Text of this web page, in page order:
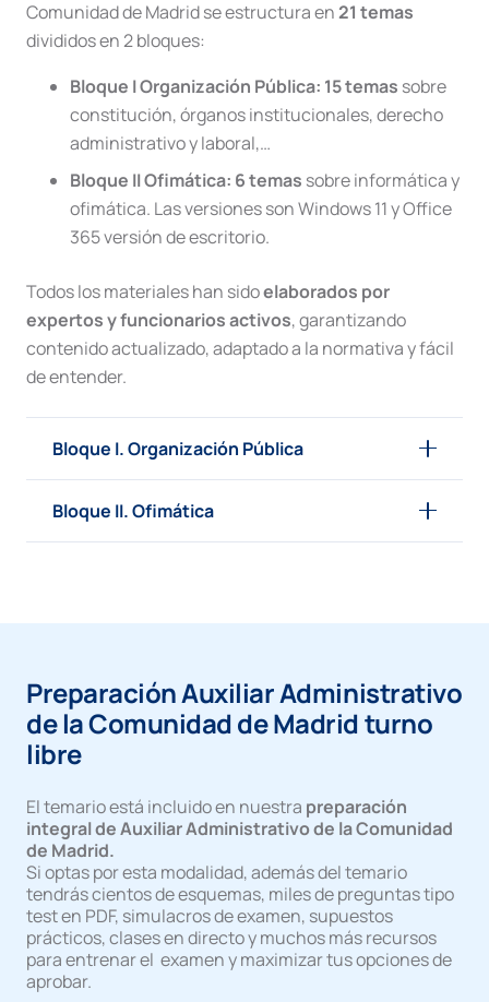
Comunidad de Madrid se estructura en21 temas
divididos en 2 bloques:
Bloque I Organización Pública: 15 temas sobre
constitución, órganos institucionales, derecho
administrativo y laboral,…
Bloque II Ofimática: 6 temas sobre informática y
ofimática. Las versiones son Windows 11 y Office
365 versión de escritorio.
Todos los materiales han sidoelaborados por
expertos y funcionarios activos, garantizando
contenido actualizado, adaptado a la normativa y fácil
de entender.
Bloque I. Organización Pública
Bloque II. Ofimática
Preparación Auxiliar Administrativo
de la Comunidad de Madrid turno
libre
El temario está incluido en nuestra preparación
integral de Auxiliar Administrativo de la Comunidad
de Madrid.
Si optas por esta modalidad, además del temario
tendrás cientos de esquemas, miles de preguntas tipo
test en PDF, simulacros de examen, supuestos
prácticos, clases en directo y muchos más recursos
para entrenar el examen y maximizar tus opciones de
aprobar.